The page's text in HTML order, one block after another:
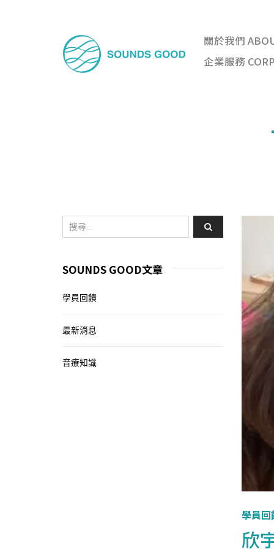
關於我們
企業服務
學員回
欣
SOUNDS GOOD文章
學員回饋
最新消息
音療知識